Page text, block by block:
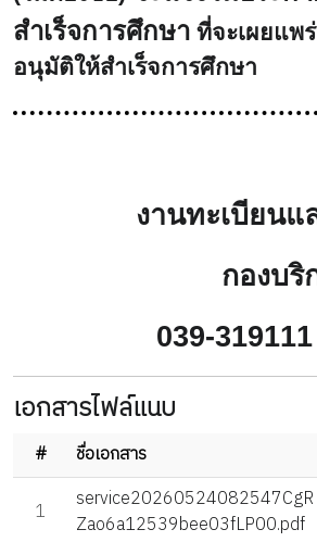
สำเร็จการศึกษา ที่จะเผยแพ
อนุมัติให้สำเร็จการศึกษา
งานทะเบียนแ
กองบริ
039-
เอกสารไฟล์แนบ
# ชื่อเอกสาร
1
service20260524082547CgR
Zao6a12539bee03fLP00.pdf